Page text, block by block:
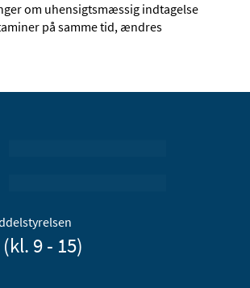
om uhensigtsmæssig indtagelse
på samme tid, ændres
9 - 15)